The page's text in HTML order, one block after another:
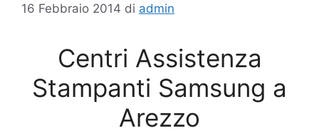
16 Febbraio 2014 di admin
Centri Assistenza
Stampanti Samsung a
Arezzo